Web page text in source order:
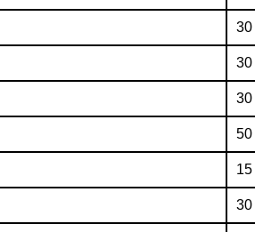
30
30
30
50
30